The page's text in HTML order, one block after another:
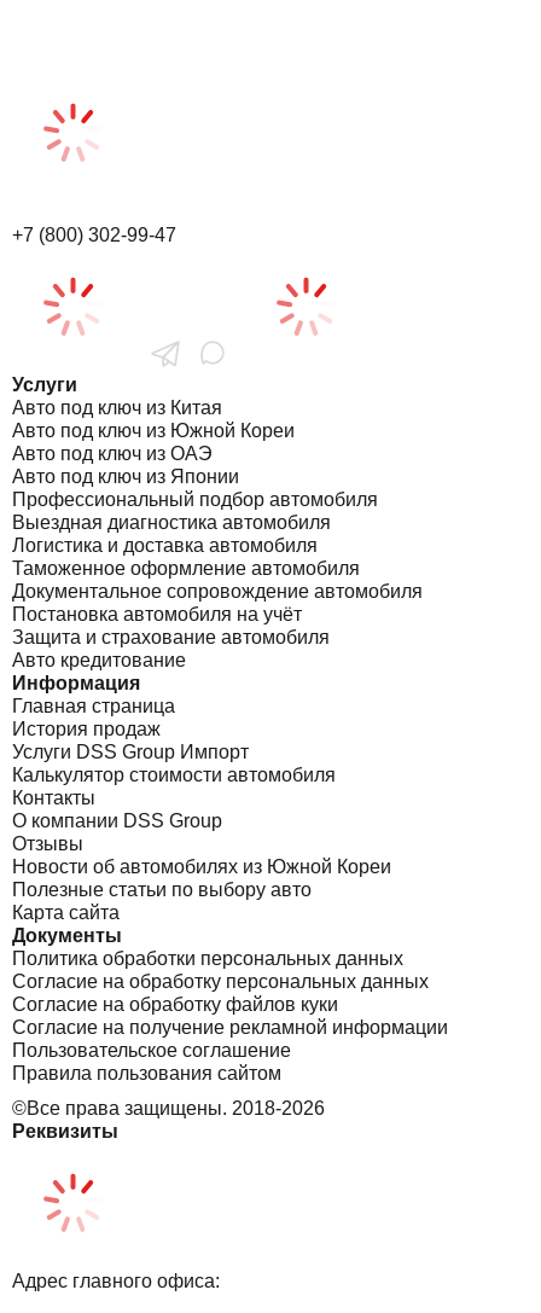
+7 (800) 302-99-47
Услуги
Авто под ключ из Китая
Авто под ключ из Южной Кореи
Авто под ключ из ОАЭ
Авто под ключ из Японии
Профессиональный подбор автомобиля
Выездная диагностика автомобиля
Логистика и доставка автомобиля
Таможенное оформление автомобиля
Документальное сопровождение автомобиля
Постановка автомобиля на учёт
Защита и страхование автомобиля
Авто кредитование
Информация
Главная страница
История продаж
Услуги DSS Group Импорт
Калькулятор стоимости автомобиля
Контакты
О компании DSS Group
Отзывы
Новости об автомобилях из Южной Кореи
Полезные статьи по выбору авто
Карта сайта
Документы
Политика обработки персональных данных
Согласие на обработку персональных данных
Согласие на обработку файлов куки
Согласие на получение рекламной информации
Пользовательское соглашение
Правила пользования сайтом
©Все права защищены. 2018-2026
Реквизиты
Адрес главного офиса: